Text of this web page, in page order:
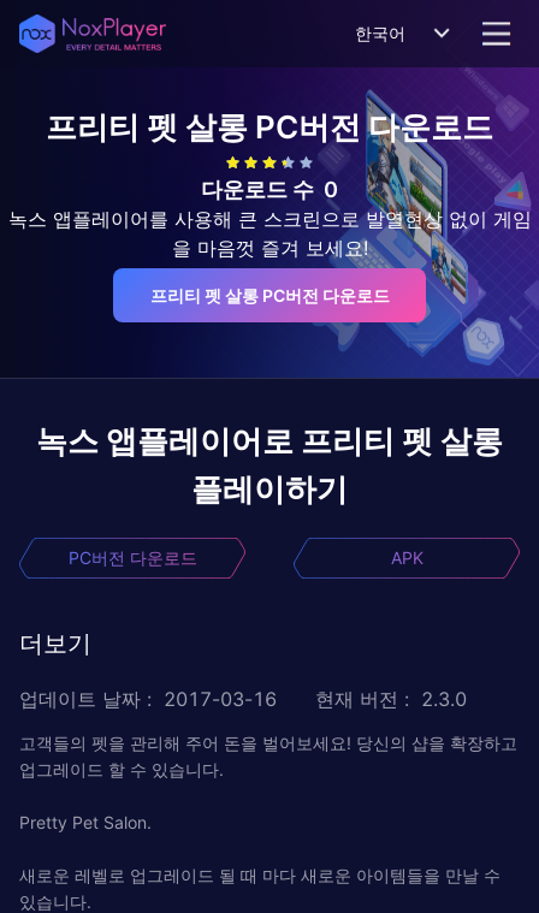
한국어
프리티 펫 살롱 PC버전 다운로드
다운로드 수 0
녹스 앱플레이어를 사용해 큰 스크린으로 발열현상 없이 게임
을 마음껏 즐겨 보세요!
프리티 펫 살롱 PC버전 다운로드
녹스 앱플레이어로 프리티 펫 살롱
플레이하기
PC버전 다운로드 APK
더보기
업데이트 날짜 : 2017-03-16 현재 버전 : 2.3.0
고객들의 펫을 관리해 주어 돈을 벌어보세요! 당신의 샵을 확장하고
업그레이드 할 수 있습니다.
Pretty Pet Salon.
새로운 레벨로 업그레이드 될 때 마다 새로운 아이템들을 만날 수
있습니다.